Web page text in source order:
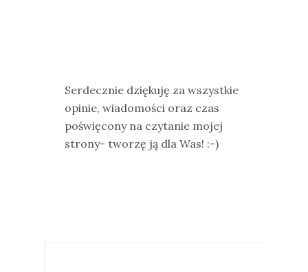
Serdecznie dziękuję za wszystkie
opinie, wiadomości oraz czas
poświęcony na czytanie mojej
strony- tworzę ją dla Was! :-)